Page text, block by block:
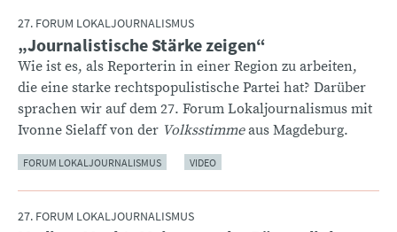
27. FORUM LOKALJOURNALISMUS
:„Journalistische Stärke zeigen“
Wie ist es, als Reporterin in einer Region zu arbeiten,
die eine starke rechtspopulistische Partei hat? Darüber
sprachen wir auf dem 27. Forum Lokaljournalismus mit
Ivonne Sielaff von der Volksstimmeaus Magdeburg.
FORUM LOKALJOURNALISMUS VIDEO
27. FORUM LOKALJOURNALISMUS